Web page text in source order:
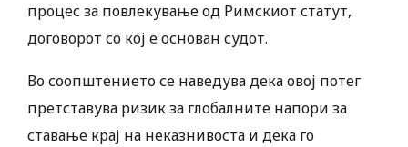
процес за повлекување од Римскиот статут,
договорот со кој е основан судот.
Во соопштението се наведува дека овој потег
претставува ризик за глобалните напори за
ставање крај на неказнивоста и дека го